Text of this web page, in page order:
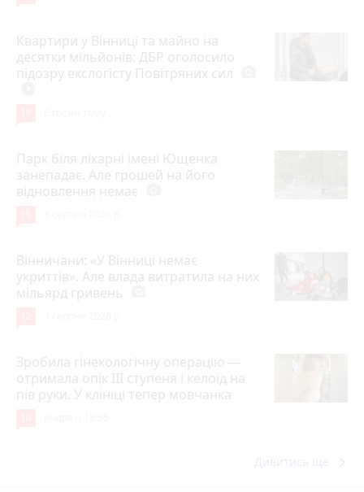
Квартири у Вінниці та майно на
десятки мільйонів: ДБР оголосило
підозру екслогісту Повітряних сил
Парк біля лікарні імені Ющенка
занепадає. Але грошей на його
відновлення немає
Вінничани: «У Вінниці немає
укриттів». Але влада витратила на них
мільярд гривень
Зробила гінекологічну операцію —
отримала опік ІІІ ступеня і келоїд на
пів руки. У клініці тепер мовчанка